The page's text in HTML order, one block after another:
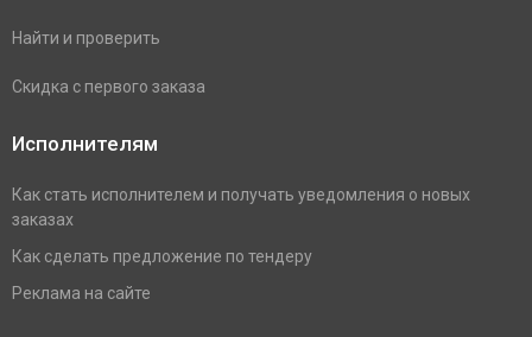
Найти и проверить
Скидка с первого заказа
Исполнителям
Как стать исполнителем и получать уведомления о новых
заказах
Как сделать предложение по тендеру
Реклама на сайте